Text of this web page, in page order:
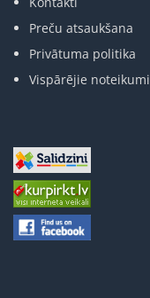
Preču atsaukšana
Privātuma politika
Vispārējie noteikumi